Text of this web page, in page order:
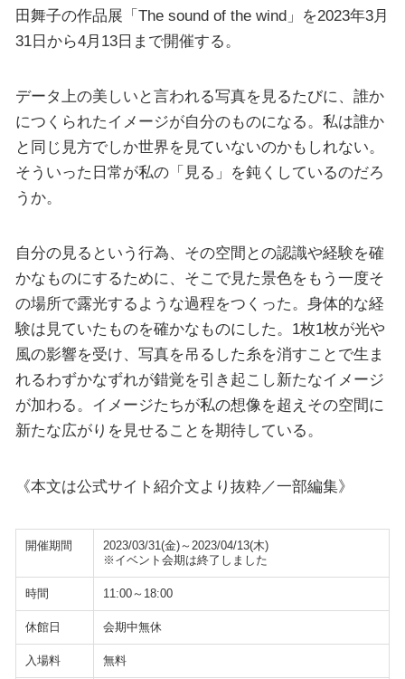
田舞子の作品展「The sound of the wind」を2023年3月
31日から4月13日まで開催する。
データ上の美しいと言われる写真を見るたびに、誰か
につくられたイメージが自分のものになる。私は誰か
と同じ見方でしか世界を見ていないのかもしれない。
そういった日常が私の「見る」を鈍くしているのだろ
うか。
自分の見るという行為、その空間との認識や経験を確
かなものにするために、そこで見た景色をもう一度そ
の場所で露光するような過程をつくった。身体的な経
験は見ていたものを確かなものにした。1枚1枚が光や
風の影響を受け、写真を吊るした糸を消すことで生ま
れるわずかなずれが錯覚を引き起こし新たなイメージ
が加わる。イメージたちが私の想像を超えその空間に
新たな広がりを見せることを期待している。
《本文は公式サイト紹介文より抜粋／一部編集》
開催期間
2023/03/31(金)～2023/04/13(木)
※イベント会期は終了しました
時間 11:00～18:00
休館日 会期中無休
入場料 無料